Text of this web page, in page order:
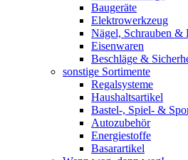
Baugeräte
Elektrowerkzeug
Nägel, Schrauben &
Eisenwaren
Beschläge &
sonstige Sortimente
Regalsysteme
Haushaltsartikel
Bastel-, Spiel- &
Autozubehör
Energiestoffe
Basarartikel